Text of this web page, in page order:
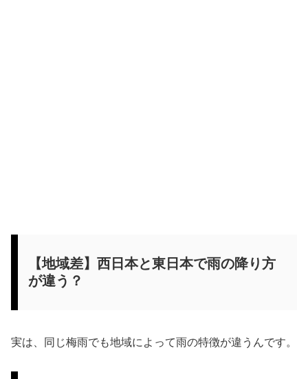
【地域差】西日本と東日本で雨の降り方
が違う？
実は、同じ梅雨でも地域によって雨の特徴が違うんです。